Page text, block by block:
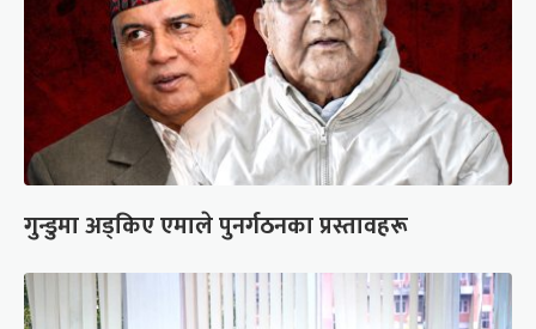
गुन्डुमा अड्किए एमाले पुनर्गठनका प्रस्तावहरू